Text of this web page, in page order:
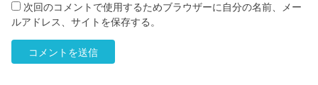
次回のコメントで使用するためブラウザーに自分の名前、メー
ルアドレス、サイトを保存する。